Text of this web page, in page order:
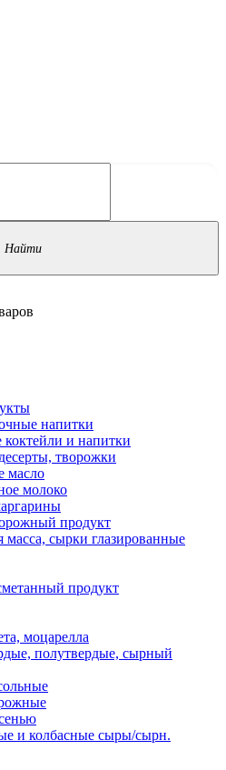
напитки
и напитки
творожки
масло
молоко
продукт
масса, сырки глазированные
продукт
моцарелла
полутвердые, сырный
и колбасные сыры/сырн.